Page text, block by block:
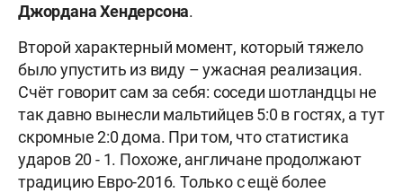
Джордана Хендерсона.
Второй характерный момент, который тяжело
было упустить из виду – ужасная реализация.
Счёт говорит сам за себя: соседи шотландцы не
так давно вынесли мальтийцев 5:0 в гостях, а тут
скромные 2:0 дома. При том, что статистика
ударов 20 - 1. Похоже, англичане продолжают
традицию Евро-2016. Только с ещё более